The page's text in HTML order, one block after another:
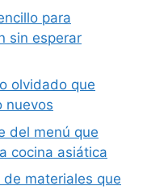
para
sin esperar
olvidado que
nuevos
del menú que
cocina asiática
materiales que